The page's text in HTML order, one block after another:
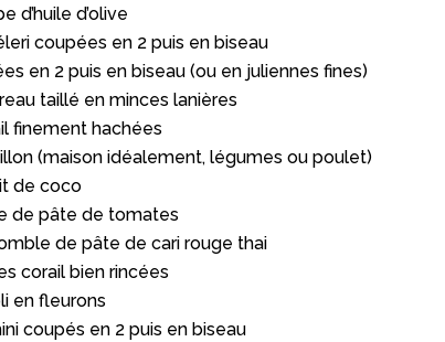
d’huile d’olive
coupées en 2 puis en biseau
en 2 puis en biseau (ou en juliennes fines)
taillé en minces lanières
finement hachées
(maison idéalement, légumes ou poulet)
de coco
de pâte de tomates
de pâte de cari rouge thai
corail bien rincées
en fleurons
coupés en 2 puis en biseau